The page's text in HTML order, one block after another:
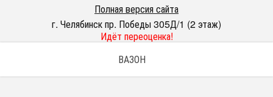
Полная версия сайта
г. Челябинск пр. Победы 305Д/1 (2 этаж)
Идёт переоценка!
ВАЗОН